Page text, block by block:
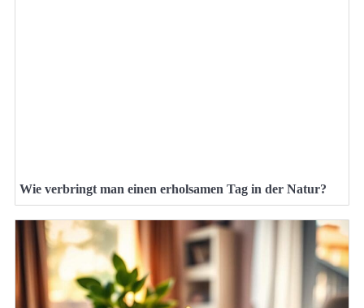
Wie verbringt man einen erholsamen Tag in der Natur?